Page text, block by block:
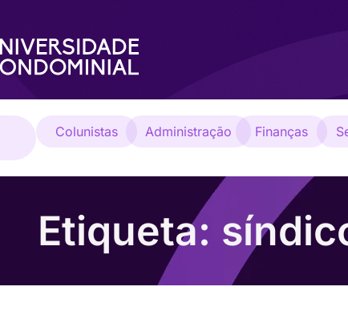
Colunistas Administração Finanças
Etiqueta: